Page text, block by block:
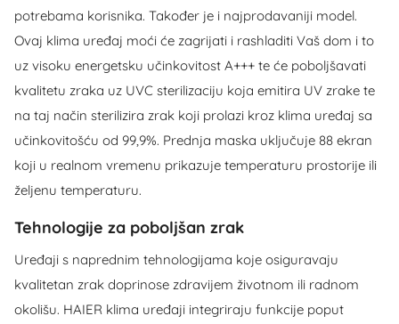
potrebama korisnika. Također je i najprodavaniji model.
Ovaj klima uređaj moći će zagrijati i rashladiti Vaš dom i to
uz visoku energetsku učinkovitost A+++ te će poboljšavati
kvalitetu zraka uz UVC sterilizaciju koja emitira UV zrake te
na taj način sterilizira zrak koji prolazi kroz klima uređaj sa
učinkovitošću od 99,9%. Prednja maska uključuje 88 ekran
koji u realnom vremenu prikazuje temperaturu prostorije ili
željenu temperaturu.
Tehnologije za poboljšan zrak
Uređaji s naprednim tehnologijama koje osiguravaju
kvalitetan zrak doprinose zdravijem životnom ili radnom
okolišu. HAIER klima uređaji integriraju funkcije poput